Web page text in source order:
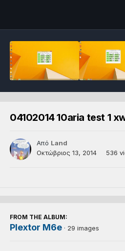
04102014 10aria test 1
Από Land
Οκτώβριος 13, 2014
536
FROM THE ALBUM:
Plextor M6e · 29 images